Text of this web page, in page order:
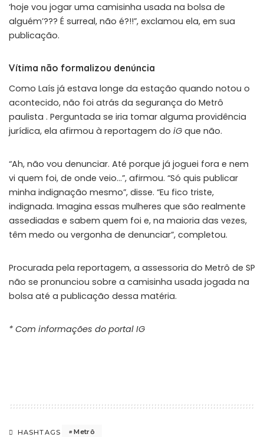
‘hoje vou jogar uma camisinha usada na bolsa de
alguém’??? É surreal, não é?!!”, exclamou ela, em sua
publicação.
Vítima não formalizou denúncia
Como Laís já estava longe da estação quando notou o
acontecido, não foi atrás da segurança do Metrô
paulista . Perguntada se iria tomar alguma providência
jurídica, ela afirmou à reportagem do iG que não.
“Ah, não vou denunciar. Até porque já joguei fora e nem
vi quem foi, de onde veio…”, afirmou. “Só quis publicar
minha indignação mesmo”, disse. “Eu fico triste,
indignada. Imagina essas mulheres que são realmente
assediadas e sabem quem foi e, na maioria das vezes,
têm medo ou vergonha de denunciar”, completou.
Procurada pela reportagem, a assessoria do Metrô de SP
não se pronunciou sobre a camisinha usada jogada na
bolsa até a publicação dessa matéria.
* Com informações do portal IG
HASHTAGS Metrô